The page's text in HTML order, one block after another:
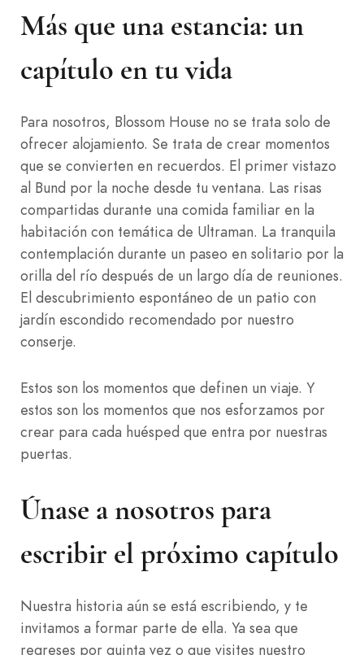
Más que una estancia: un
capítulo en tu vida
Para nosotros, Blossom House no se trata solo de
ofrecer alojamiento. Se trata de crear momentos
que se convierten en recuerdos. El primer vistazo
al Bund por la noche desde tu ventana. Las risas
compartidas durante una comida familiar en la
habitación con temática de Ultraman. La tranquila
contemplación durante un paseo en solitario por la
orilla del río después de un largo día de reuniones.
El descubrimiento espontáneo de un patio con
jardín escondido recomendado por nuestro
conserje.
Estos son los momentos que definen un viaje. Y
estos son los momentos que nos esforzamos por
crear para cada huésped que entra por nuestras
puertas.
Únase a nosotros para
escribir el próximo capítulo
Nuestra historia aún se está escribiendo, y te
invitamos a formar parte de ella. Ya sea que
regreses por quinta vez o que visites nuestro